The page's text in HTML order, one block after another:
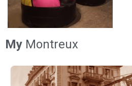
My Montreux